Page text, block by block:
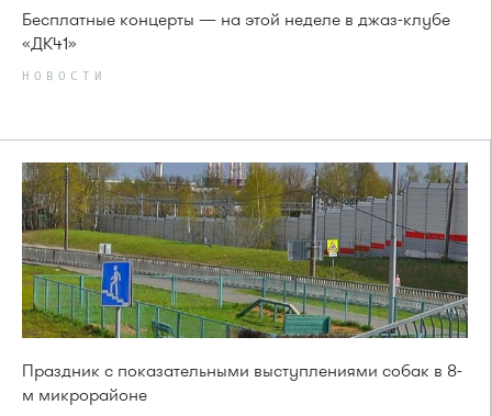
Бесплатные концерты — на этой неделе в джаз-клубе
«ДК41»
НОВОСТИ
Праздник с показательными выступлениями собак в 8-
м микрорайоне